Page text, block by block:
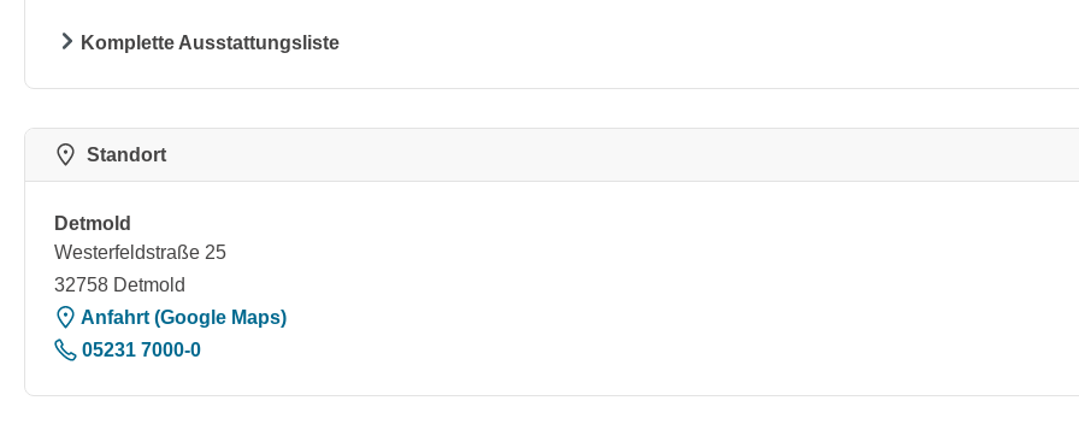
Komplette Ausstattungsliste
Standort
Detmold
Westerfeldstraße 25
32758 Detmold
Anfahrt (Google Maps)
05231 7000-0